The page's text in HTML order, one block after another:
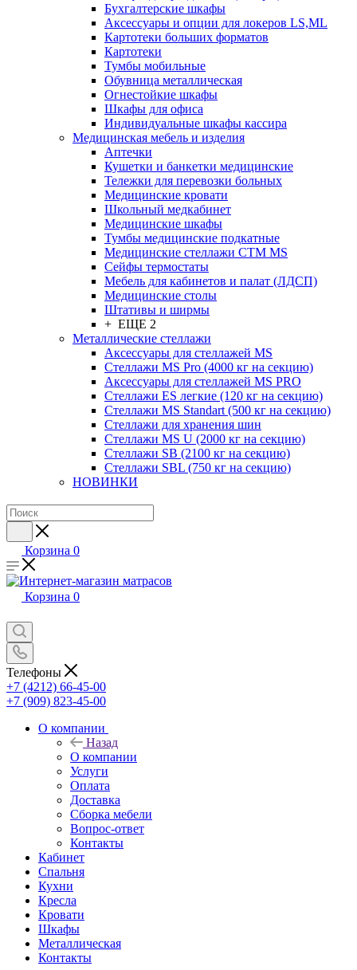
Бухгалтерские шкафы
Аксессуары и опции для локеров LS,ML
Картотеки больших форматов
Картотеки
Тумбы мобильные
Обувница металлическая
Огнестойкие шкафы
Шкафы для офиса
Индивидуальные шкафы кассира
Медицинская мебель и изделия
Аптечки
Кушетки и банкетки медицинские
Тележки для перевозки больных
Медицинские кровати
Школьный медкабинет
Медицинские шкафы
Тумбы медицинские подкатные
Медицинские стеллажи CTM MS
Сейфы термостаты
Мебель для кабинетов и палат (ЛДСП)
Медицинские столы
Штативы и ширмы
+ ЕЩЕ 2
Металлические стеллажи
Аксессуары для стеллажей MS
Стеллажи MS Pro (4000 кг на секцию)
Аксессуары для стеллажей MS PRO
Стеллажи ES легкие (120 кг на секцию)
Стеллажи MS Standart (500 кг на секцию)
Стеллажи для хранения шин
Стеллажи MS U (2000 кг на секцию)
Стеллажи SB (2100 кг на секцию)
Стеллажи SBL (750 кг на секцию)
НОВИНКИ
Корзина 0
Корзина 0
Телефоны
+7 (4212) 66-45-00
+7 (909) 823-45-00
О компании
Назад
О компании
Услуги
Оплата
Доставка
Сборка мебели
Вопрос-ответ
Контакты
Кабинет
Спальня
Кухни
Кресла
Кровати
Шкафы
Металлическая
Контакты